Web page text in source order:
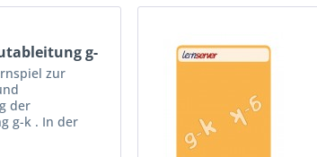
g-
zur
der
g-k . In der